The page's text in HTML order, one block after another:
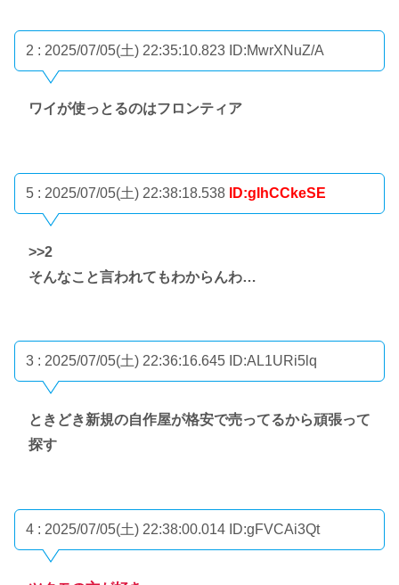
2 : 2025/07/05(土) 22:35:10.823 ID:MwrXNuZ/A
ワイが使っとるのはフロンティア
5 : 2025/07/05(土) 22:38:18.538 ID:gIhCCkeSE
>>2
そんなこと言われてもわからんわ…
3 : 2025/07/05(土) 22:36:16.645 ID:AL1URi5lq
ときどき新規の自作屋が格安で売ってるから頑張って
探す
4 : 2025/07/05(土) 22:38:00.014 ID:gFVCAi3Qt